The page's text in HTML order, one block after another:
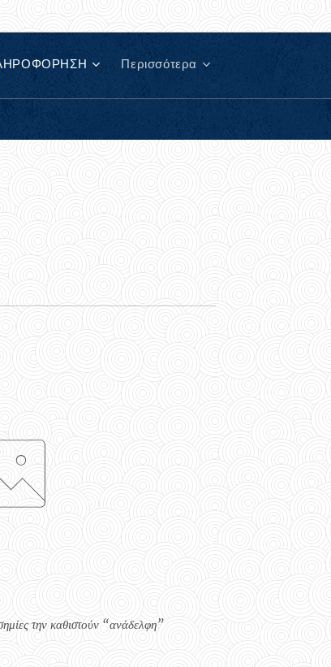
Περισσότερα
την καθιστούν “ανάδελφη”